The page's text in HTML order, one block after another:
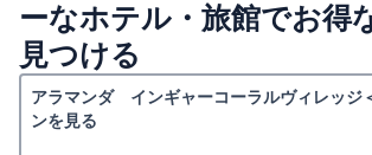
ーなホテル・旅館でお得
見つける
アラマンダ インギャーコーラルヴィレッジ
ンを見る